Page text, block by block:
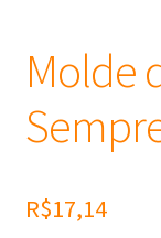
Molde
R$17,14